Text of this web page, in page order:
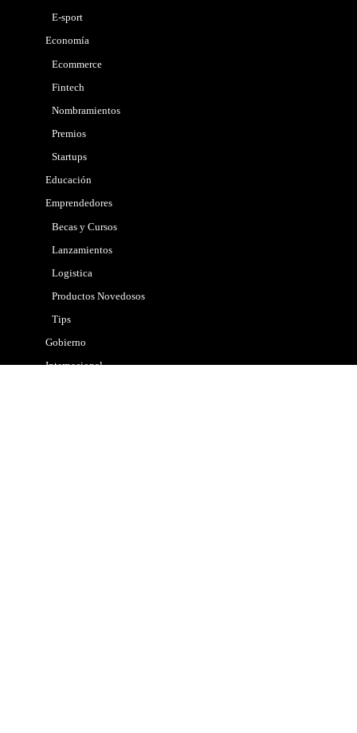
E-sport
Economía
Ecommerce
Fintech
Nombramientos
Premios
Startups
Educación
Emprendedores
Becas y Cursos
Lanzamientos
Logistica
Productos Novedosos
Tips
Gobierno
Internacional